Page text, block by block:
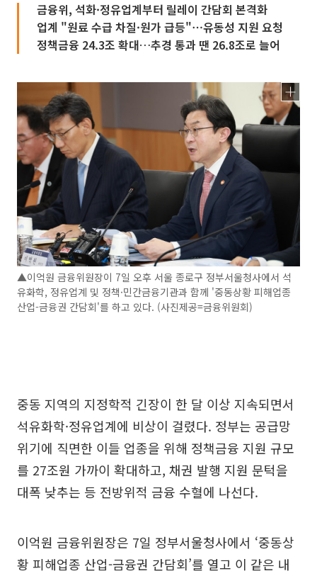
금융위, 석화·정유업계부터 릴레이 간담회 본격화
업계 "원료 수급 차질·원가 급등"⋯유동성 지원 요청
정책금융 24.3조 확대…추경 통과 땐 26.8조로 늘어
▲이억원 금융위원장이 7일 오후 서울 종로구 정부서울청사에서 석
유화학, 정유업계 및 정책·민간금융기관과 함께 '중동상황 피해업종
산업-금융권 간담회'를 하고 있다. (사진제공=금융위원회)
중동 지역의 지정학적 긴장이 한 달 이상 지속되면서
석유화학·정유업계에 비상이 걸렸다. 정부는 공급망
위기에 직면한 이들 업종을 위해 정책금융 지원 규모
를 27조원 가까이 확대하고, 채권 발행 지원 문턱을
대폭 낮추는 등 전방위적 금융 수혈에 나선다.
이억원 금융위원장은 7일 정부서울청사에서 ‘중동상
황 피해업종 산업-금융권 간담회’를 열고 이 같은 내